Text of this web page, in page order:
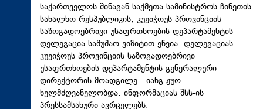
თავდაცვა
რეგიონი
კულტურა
სპორტი
ტექნოლოგიები
ტაბლოიდი
საქართველოს შინაგან საქმეთა სამინისტროს ჩინეთის
სახალხო რესპუბლიკის, კუეიჭოუს პროვინციის
საზოგადოებრივი უსაფრთხოების დეპარტამენტის
დელეგაცია სამუშაო ვიზიტით ეწვია. დელეგაციას
კუეიჭოუს პროვინციის საზოგადოებრივი
უსაფრთხოების დეპარტამენტის გენერალური
დირექტორის მოადგილე - იანგ ჟუო
ხელმძღვანელობდა. ინფორმაციას შსს-ის
პრესსამსახური ავრცელებს.